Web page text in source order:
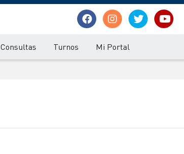
Consultas Turnos Mi Portal